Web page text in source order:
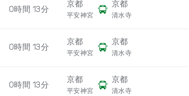
0時間 13分
京都
平安神宮
京都
清水寺
0時間 13分
京都
平安神宮
京都
清水寺
0時間 13分
京都
平安神宮
京都
清水寺